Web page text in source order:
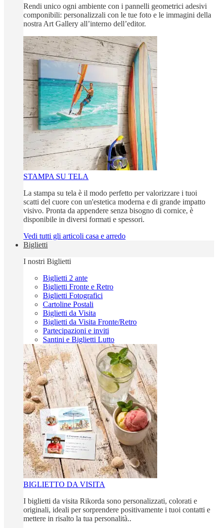
Rendi unico ogni ambiente con i pannelli geometrici adesivi
componibili: personalizzali con le tue foto e le immagini della
nostra Art Gallery all’interno dell’editor.
STAMPA SU TELA
La stampa su tela è il modo perfetto per valorizzare i tuoi
scatti del cuore con un'estetica moderna e di grande impatto
visivo. Pronta da appendere senza bisogno di cornice, è
disponibile in diversi formati e spessori.
Vedi tutti gli articoli casa e arredo
Biglietti
I nostri Biglietti
Biglietti 2 ante
Biglietti Fronte e Retro
Biglietti Fotografici
Cartoline Postali
Biglietti da Visita
Biglietti da Visita Fronte/Retro
Partecipazioni e inviti
Santini e Biglietti Lutto
BIGLIETTO DA VISITA
I biglietti da visita Rikorda sono personalizzati, colorati e
originali, ideali per sorprendere positivamente i tuoi contatti e
mettere in risalto la tua personalità..